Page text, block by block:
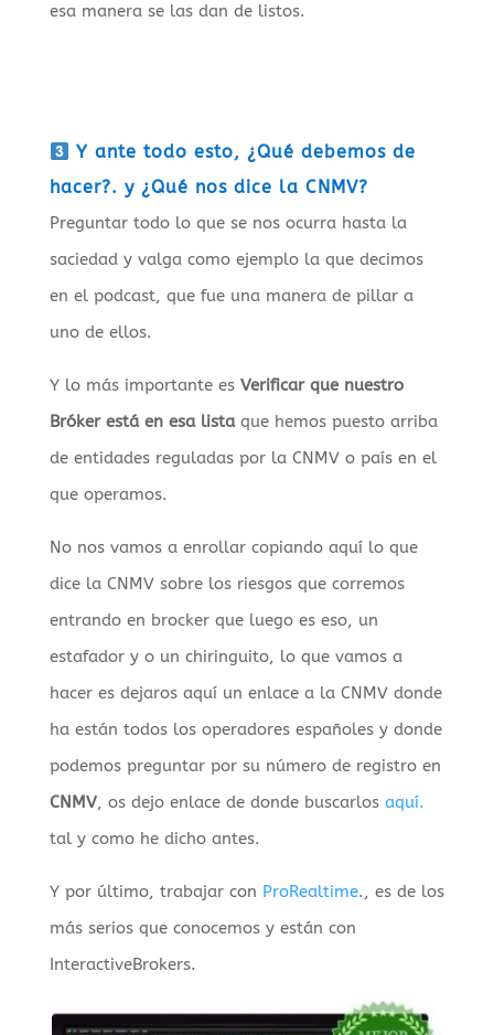
esa manera se las dan de listos.
Y ante todo esto, ¿Qué debemos de
hacer?. y ¿Qué nos dice la CNMV?
Preguntar todo lo que se nos ocurra hasta la
saciedad y valga como ejemplo la que decimos
en el podcast, que fue una manera de pillar a
uno de ellos.
Y lo más importante es Verificar que nuestro
Bróker está en esa listaque hemos puesto arriba
de entidades reguladas por la CNMV o país en el
que operamos.
No nos vamos a enrollar copiando aquí lo que
dice la CNMV sobre los riesgos que corremos
entrando en brocker que luego es eso, un
estafador y o un chiringuito, lo que vamos a
hacer es dejaros aquí un enlace a la CNMV donde
ha están todos los operadores españoles y donde
podemos preguntar por su número de registro en
CNMV, os dejo enlace de donde buscarlos aquí.
tal y como he dicho antes.
Y por último, trabajar con ProRealtime., es de los
más serios que conocemos y están con
InteractiveBrokers.